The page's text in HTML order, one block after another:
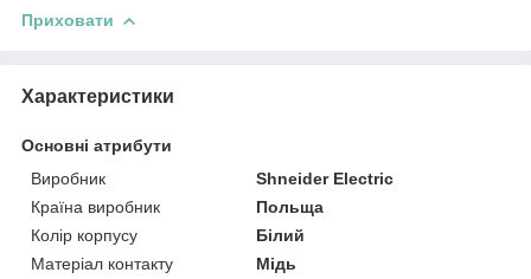
Приховати
Характеристики
Основні атрибути
Виробник
Shneider Electric
Країна виробник
Польща
Колір корпусу
Білий
Матеріал контакту
Мідь